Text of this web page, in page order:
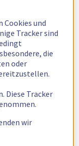
Cookies und
Tracker sind
die
oder
Diese Tracker
wir